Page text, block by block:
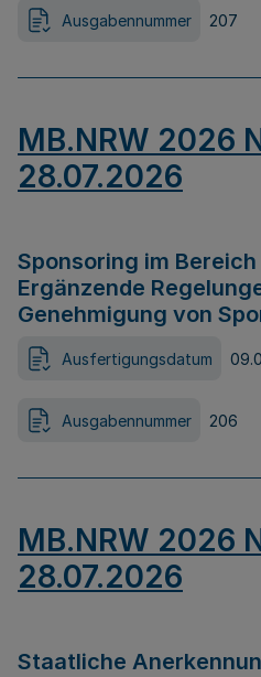
Ausgabennummer 207
MB.NRW 2026
28.07.2026
Sponsoring im
Ergänzende
Genehmigung von
Ausfertigungsdatum
Ausgabennummer 206
MB.NRW 2026
28.07.2026
Staatliche